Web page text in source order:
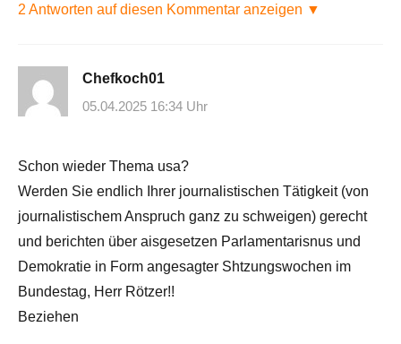
2 Antworten auf diesen Kommentar anzeigen ▼
Chefkoch01
05.04.2025 16:34 Uhr
Schon wieder Thema usa?
Werden Sie endlich Ihrer journalistischen Tätigkeit (von
journalistischem Anspruch ganz zu schweigen) gerecht
und berichten über aisgesetzen Parlamentarisnus und
Demokratie in Form angesagter Shtzungswochen im
Bundestag, Herr Rötzer!!
Beziehen